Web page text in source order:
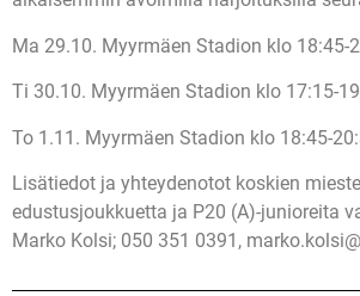
Ma 29.10. Myyrmäen Stadion klo 18:45-
Ti 30.10. Myyrmäen Stadion klo 17:15-
To 1.11. Myyrmäen Stadion klo 18:45-
Lisätiedot ja yhteydenotot koskien
edustusjoukkuetta ja P20 (A)-junioreita
Marko Kolsi; 050 351 0391,